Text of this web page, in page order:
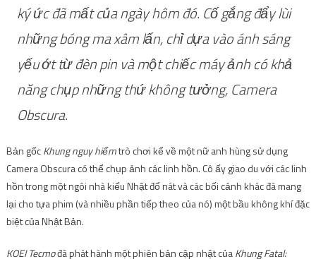
ký ức đã mất của ngày hôm đó. Cố gắng đẩy lùi
những bóng ma xâm lấn, chỉ dựa vào ánh sáng
yếu ớt từ đèn pin và một chiếc máy ảnh có khả
năng chụp những thứ không tưởng, Camera
Obscura.
Bản gốcKhung nguy hiểmtrò chơi kể về một nữ anh hùng sử dụng
Camera Obscura có thể chụp ảnh các linh hồn. Cô ấy giao du với các linh
hồn trong một ngôi nhà kiểu Nhật đổ nát và các bối cảnh khác đã mang
lại cho tựa phim (và nhiều phần tiếp theo của nó) một bầu không khí đặc
biệt của Nhật Bản.
KOEI Tecmođã phát hành một phiên bản cập nhật củaKhung Fatal: